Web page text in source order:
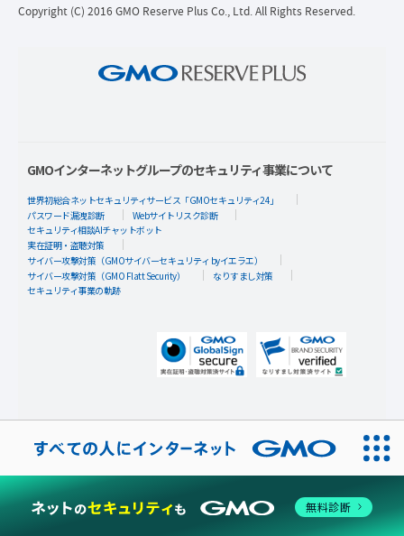
Copyright (C) 2016 GMO Reserve Plus Co., Ltd. All Rights Reserved.
GMOインターネットグループのセキュリティ事業について
世界初総合ネットセキュリティサービス「GMOセキュリティ24」
パスワード漏洩診断
Webサイトリスク診断
セキュリティ相談AIチャットボット
実在証明・盗聴対策
サイバー攻撃対策（GMOサイバーセキュリティ byイエラエ）
サイバー攻撃対策（GMO Flatt Security）
なりすまし対策
セキュリティ事業の軌跡
無料診断